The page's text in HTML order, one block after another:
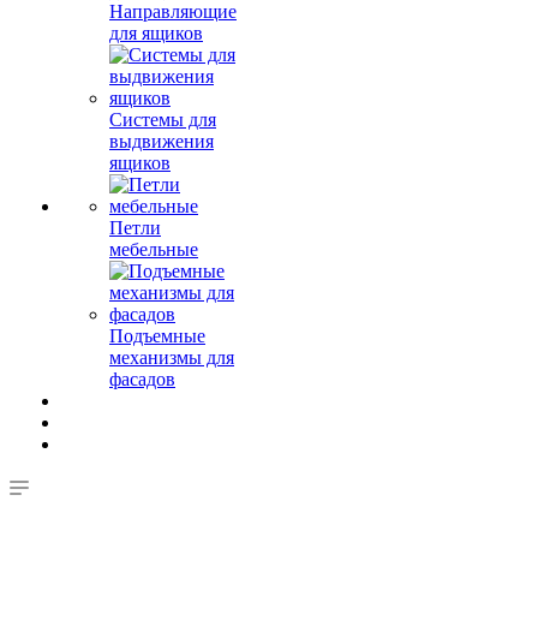
Направляющие
для ящиков
Системы для
выдвижения
ящиков
Петли
мебельные
Подъемные
механизмы для
фасадов